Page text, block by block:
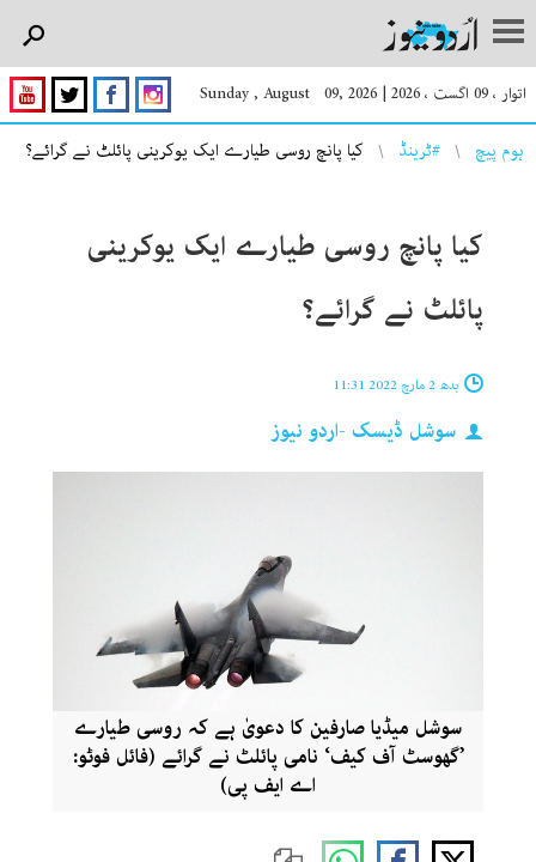
اتوار ، 09 اگست ، 2026 |
Sunday , August 09, 2026
You are here
ہوم پیچ #ٹرینڈ کیا پانچ روسی طیارے ایک یوکرینی پائلٹ نے گرائے؟
کیا پانچ روسی طیارے ایک یوکرینی
پائلٹ نے گرائے؟
بدھ 2 مارچ 2022 11:31
سوشل ڈیسک -اردو نیوز
سوشل میڈیا صارفین کا دعویٰ ہے کہ روسی طیارے
’گھوسٹ آف کیف‘ نامی پائلٹ نے گرائے (فائل فوٹو:
اے ایف پی)